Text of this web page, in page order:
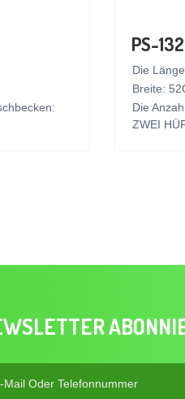
PS-132
Die
Breite:
Die
ZWEI